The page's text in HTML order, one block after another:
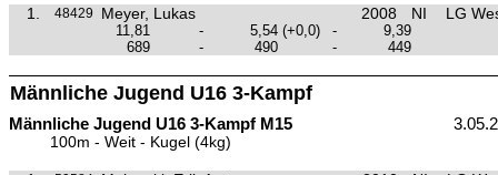
1. 48429 Meyer, Lukas 2008 NI LG
11,81 - 5,54 (+0,0) -
9,39
689
- 490 - 449
Männliche Jugend U16 3-Kampf
Männliche Jugend U16 3-Kampf M15
100m - Weit - Kugel (4kg)